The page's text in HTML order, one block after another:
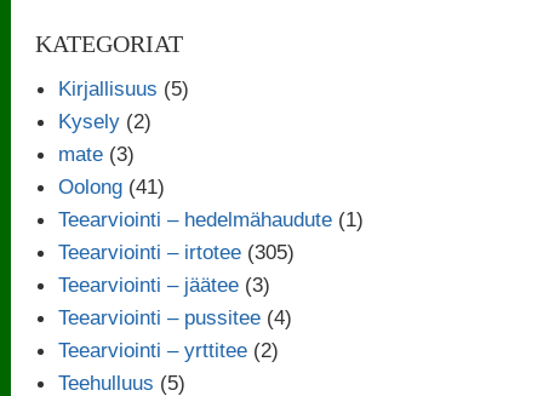
KATEGORIAT
Kirjallisuus (5)
Kysely (2)
mate (3)
Oolong (41)
Teearviointi – hedelmähaudute (1)
Teearviointi – irtotee (305)
Teearviointi – jäätee (3)
Teearviointi – pussitee (4)
Teearviointi – yrttitee (2)
Teehulluus (5)